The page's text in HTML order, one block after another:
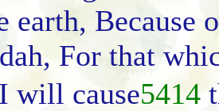
earth, Because
For that
will cause5414